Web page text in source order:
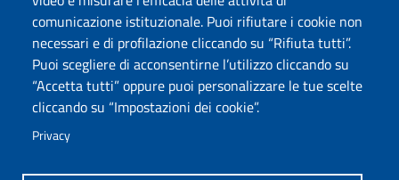
comunicazione istituzionale. Puoi rifiutare i cookie non
necessari e di profilazione cliccando su “Rifiuta tutti”.
Puoi scegliere di acconsentirne l’utilizzo cliccando su
“Accetta tutti” oppure puoi personalizzare le tue scelte
cliccando su “Impostazioni dei cookie”.
Privacy
Università degli Studi di Sassari
Piazza Università 21, Sassari
Tel.: 800 882994 (Orientamento studenti)
RETTORE:rettore@uniss.it
PEC:protocollo@pec.uniss.it
URP:urp@uniss.it
P.I. 00196350904 –pagoPA®